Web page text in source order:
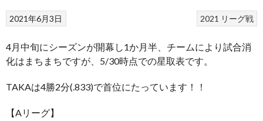
2021 リーグ戦
2021年6月3日
4月中旬にシーズンが開幕し1か月半、チームにより試合消
化はまちまちですが、5/30時点での星取表です。
TAKAは4勝2分(.833)で首位にたっています！！
【Aリーグ】